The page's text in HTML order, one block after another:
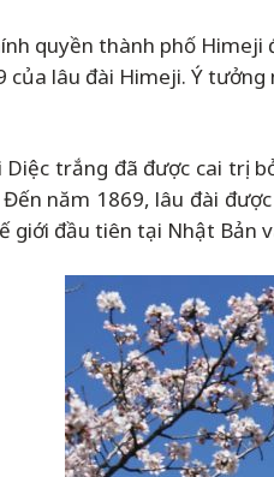
quyền thành phố
của lâu đài Himeji. Ý
Diệc trắng đã được cai trị
Đến năm 1869, lâu đài
giới đầu tiên tại Nhật